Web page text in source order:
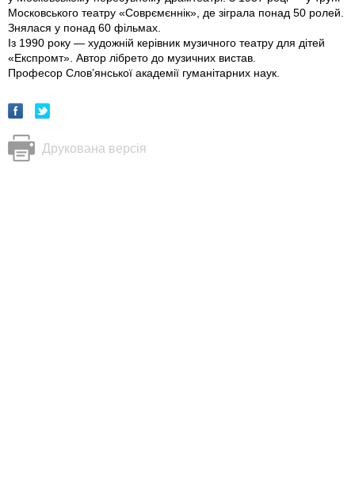
Московського театру «Соврємєннік», де зіграла понад 50 ролей.
Знялася у понад 60 фільмах.
Із 1990 року — художній керівник музичного театру для дітей
«Експромт». Автор лібрето до музичних вистав.
Професор Слов’янської академії гуманітарних наук.
Друкована версія